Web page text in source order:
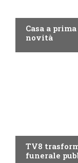
Casa a
novità
TV8
funerale